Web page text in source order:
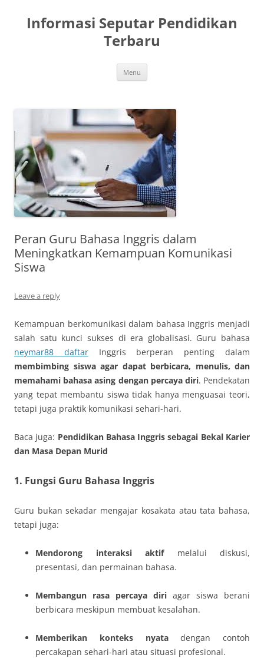
content
Informasi Seputar Pendidikan
Terbaru
Menu
Peran Guru Bahasa Inggris dalam
Meningkatkan Kemampuan Komunikasi
Siswa
Leave a reply
Kemampuan berkomunikasi dalam bahasa Inggris menjadi
salah satu kunci sukses di era globalisasi. Guru bahasa
neymar88 daftarInggris berperan penting dalam
membimbing siswa agar dapat berbicara, menulis, dan
memahami bahasa asing dengan percaya diri. Pendekatan
yang tepat membantu siswa tidak hanya menguasai teori,
tetapi juga praktik komunikasi sehari-hari.
Baca juga: Pendidikan Bahasa Inggris sebagai Bekal Karier
dan Masa Depan Murid
1. Fungsi Guru Bahasa Inggris
Guru bukan sekadar mengajar kosakata atau tata bahasa,
tetapi juga:
Mendorong interaksi aktifmelalui diskusi,
presentasi, dan permainan bahasa.
Membangun rasa percaya diri agar siswa berani
berbicara meskipun membuat kesalahan.
Memberikan konteks nyatadengan contoh
percakapan sehari-hari atau situasi profesional.